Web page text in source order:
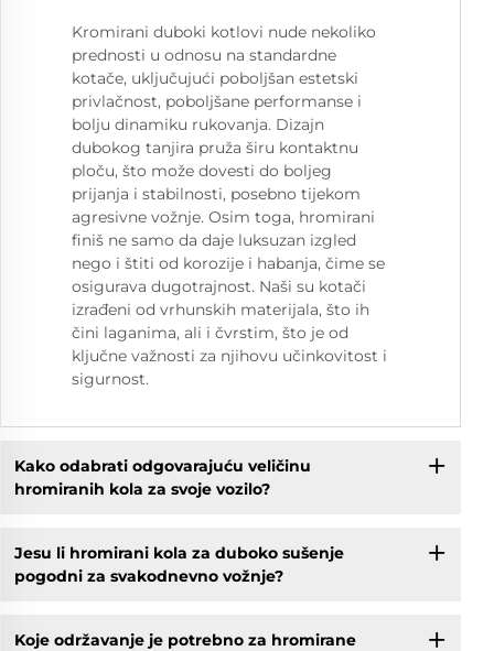
Kromirani duboki kotlovi nude nekoliko
prednosti u odnosu na standardne
kotače, uključujući poboljšan estetski
privlačnost, poboljšane performanse i
bolju dinamiku rukovanja. Dizajn
dubokog tanjira pruža širu kontaktnu
ploču, što može dovesti do boljeg
prijanja i stabilnosti, posebno tijekom
agresivne vožnje. Osim toga, hromirani
finiš ne samo da daje luksuzan izgled
nego i štiti od korozije i habanja, čime se
osigurava dugotrajnost. Naši su kotači
izrađeni od vrhunskih materijala, što ih
čini laganima, ali i čvrstim, što je od
ključne važnosti za njihovu učinkovitost i
sigurnost.
Kako odabrati odgovarajuću veličinu
hromiranih kola za svoje vozilo?
Jesu li hromirani kola za duboko sušenje
pogodni za svakodnevno vožnje?
Koje održavanje je potrebno za hromirane